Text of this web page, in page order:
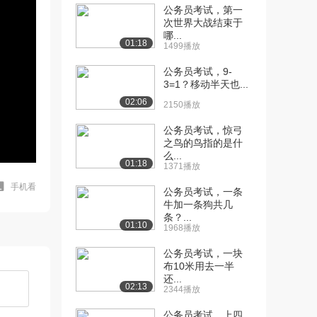
手机看
01:18
公务员考试，第一
次世界大战结束于
哪...
1499播放
02:06
公务员考试，9-
3=1？移动半天也...
2150播放
01:18
公务员考试，惊弓
之鸟的鸟指的是什
么...
1371播放
01:10
公务员考试，一条
牛加一条狗共几
条？...
1968播放
02:13
公务员考试，一块
布10米用去一半
还...
2344播放